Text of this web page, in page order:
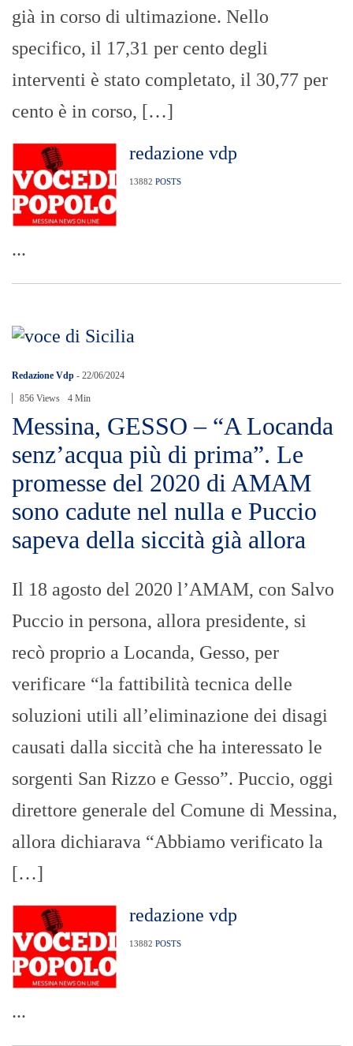
già in corso di ultimazione. Nello
specifico, il 17,31 per cento degli
interventi è stato completato, il 30,77 per
cento è in corso, […]
redazione vdp
13882 POSTS
...
Redazione Vdp - 22/06/2024
856 Views 4 Min
Messina, GESSO – “A Locanda
senz’acqua più di prima”. Le
promesse del 2020 di AMAM
sono cadute nel nulla e Puccio
sapeva della siccità già allora
Il 18 agosto del 2020 l’AMAM, con Salvo
Puccio in persona, allora presidente, si
recò proprio a Locanda, Gesso, per
verificare “la fattibilità tecnica delle
soluzioni utili all’eliminazione dei disagi
causati dalla siccità che ha interessato le
sorgenti San Rizzo e Gesso”. Puccio, oggi
direttore generale del Comune di Messina,
allora dichiarava “Abbiamo verificato la
[…]
redazione vdp
13882 POSTS
...